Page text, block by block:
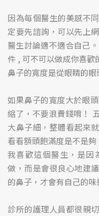
因為每個醫生的美感不
定要先諮詢，可以先上
醫生討論適不適合自己
件 , 可不可以做成你喜歡
鼻子的寬度是從眼睛的眼
如果鼻子的寬度大於眼
縮了，不要浪費錢唷！
大鼻子細，整體看起來
看看額頭飽滿度是不是
我喜歡這個醫生，是因
做，而是會很良心地建
的鼻子，才會有自己的味
診所的護理人員都很親